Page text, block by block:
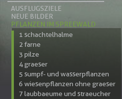
AUSFLUGSZIELE
NEUE BILDER
PFLANZEN IM SPREEWALD
1 schachtelhalme
2 farne
3 pilze
4 graeser
5 sumpf- und wasserpflanzen
6 wiesenpflanzen ohne graeser
7 laubbaeume und straeucher